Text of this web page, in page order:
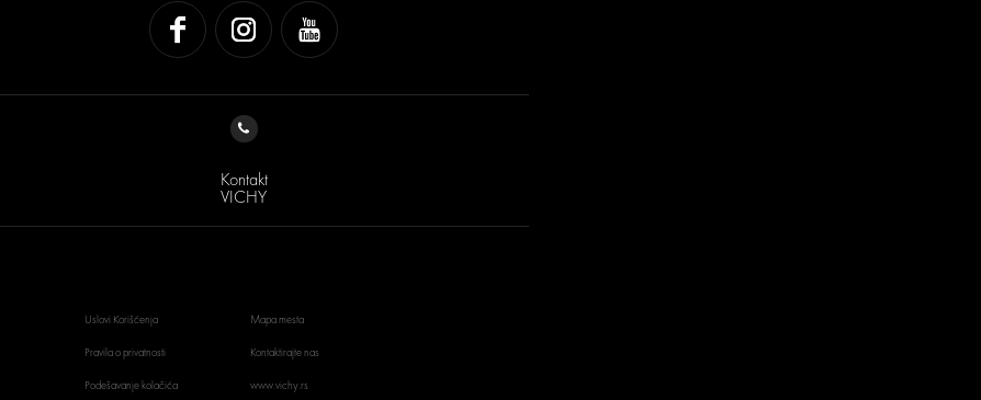
Kontakt
VICHY
Uslovi Korišćenja
Pravila o privatnosti
Podešavanje kolačića
Mapa mesta
Kontaktirajte nas
www.vichy.rs